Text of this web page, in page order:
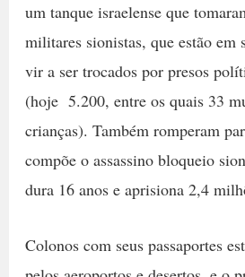
um tanque israelense que
militares sionistas, que estão em
vir a ser trocados por presos
(hoje 5.200, entre os quais 33
crianças). Também romperam
compõe o assassino bloqueio
dura 16 anos e aprisiona 2,4
Colonos com seus passaportes